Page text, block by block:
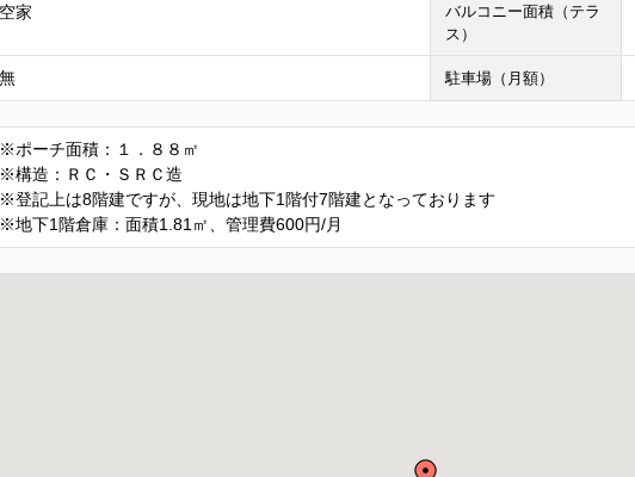
空家
バルコニー面積（テラ
ス）
無 駐車場（月額）
※ポーチ面積：１．８８㎡
※構造：ＲＣ・ＳＲＣ造
※登記上は8階建ですが、現地は地下1階付7階建となっております
※地下1階倉庫：面積1.81㎡、管理費600円/月